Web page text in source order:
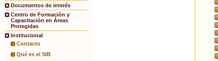
Documentos de interés
Centro de Formación y
Capacitación en Áreas
Protegidas
Institucional
Contacto
Qué es el SIB